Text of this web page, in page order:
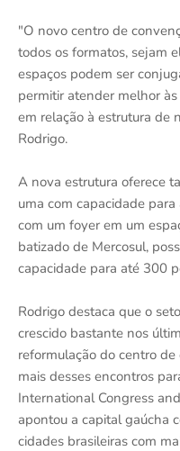
"O novo centro de
todos os formatos, sejam
espaços podem ser
permitir atender melhor
em relação à estrutura de
Rodrigo.
A nova estrutura oferece
uma com capacidade
com um foyer em um
batizado de Mercosul,
capacidade para até 300
Rodrigo destaca que o
crescido bastante nos
reformulação do centro
mais desses encontros
International Congress
apontou a capital gaúcha
cidades brasileiras com